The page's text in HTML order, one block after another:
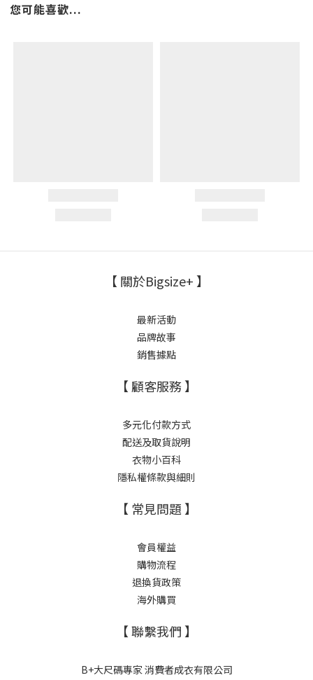
您可能喜歡...
【 關於Bigsize+ 】
最新活動
品牌故事
銷售據點
【 顧客服務 】
多元化付款方式
配送及取貨說明
衣物小百科
隱私權條款與細則
【 常見問題 】
會員權益
購物流程
退換貨政策
海外購買
【 聯繫我們 】
B+大尺碼專家 消費者成衣有限公司